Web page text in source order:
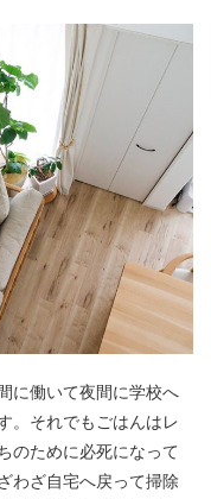
に働いて夜間に学校へ
。それでもごはんはレ
のために必死になって
わざ自宅へ戻って掃除